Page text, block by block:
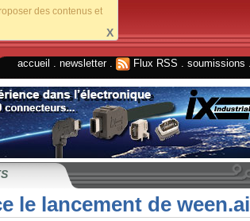
des contenus et
X
accueil newsletter. Flux RSS soumissions
le lancement de ween.ai